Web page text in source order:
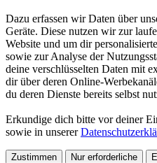
Dazu erfassen wir Daten über
Geräte. Diese nutzen wir zur
Website und um dir
sowie zur Analyse der
deine verschlüsselten Daten mit
dir über deren Online-
du deren Dienste bereits selbst
Erkundige dich bitte vor deiner
sowie in unserer
Zustimmen Nur erforderliche